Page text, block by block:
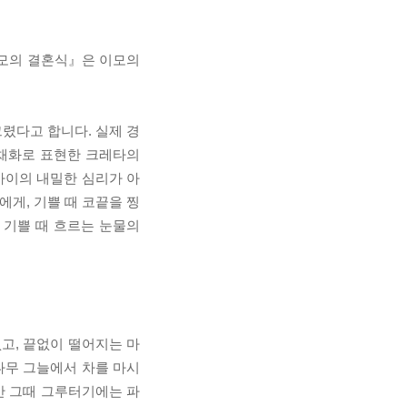
의 결혼식』은 이모의
다고 합니다. 실제 경
화로 표현한 크레타의
이의 내밀한 심리가 아
게, 기쁠 때 코끝을 찡
쁠 때 흐르는 눈물의
, 끝없이 떨어지는 마
그늘에서 차를 마시
그때 그루터기에는 파